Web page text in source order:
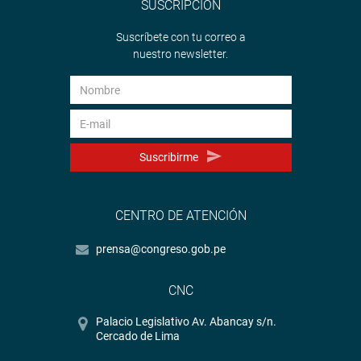
OFICINA DE COMUNICACIONES E IMAGEN
SUSCRIPCIÓN
Suscríbete con tu correo a
nuestro newsletter.
Suscribirme
CENTRO DE ATENCIÓN
prensa@congreso.gob.pe
CNC
Palacio Legislativo Av. Abancay s/n.
Cercado de Lima